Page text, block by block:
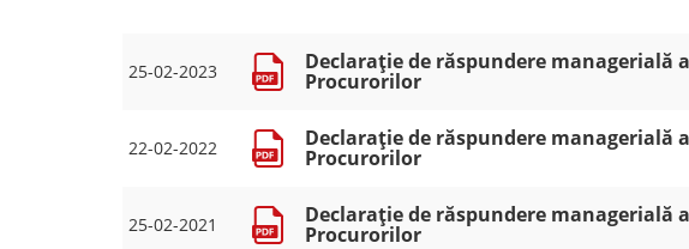
25-02-2023 Declarație de răspundere managerială
Procurorilor
22-02-2022 Declarație de răspundere managerială
Procurorilor
25-02-2021 Declarație de răspundere managerială
Procurorilor